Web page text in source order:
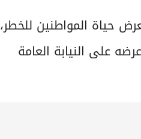
حياة المواطنين للخطر،
على النيابة العامة